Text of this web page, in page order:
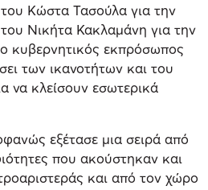
του Κώστα Τασούλα για την
Νικήτα Κακλαμάνη για την
κυβερνητικός εκπρόσωπος
των ικανοτήτων και του
να κλείσουν εσωτερικά
εξέτασε μια σειρά από
που ακούστηκαν και
και από τον χώρο